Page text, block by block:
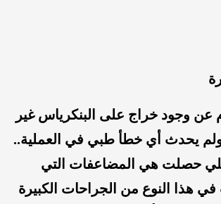
عن وجود خراج على البنكرياس غير
يحدث أي خطأ طبي في العملية..
حصلت هي المضاعفات التي
هذا النوع من الجراحات الكبيرة